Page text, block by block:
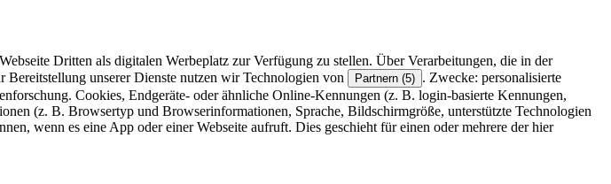
Dritten als digitalen Werbeplatz zur Verfügung zu stellen. Über Verarbeitungen, die in der
Bereitstellung unserer Dienste nutzen wir Technologien von Partnern (5) . Zwecke: personalisierte
Cookies, Endgeräte- oder ähnliche Online-Kennungen (z. B. login-basierte Kennungen,
(z. B. Browsertyp und Browserinformationen, Sprache, Bildschirmgröße, unterstützte Technologien
wenn es eine App oder einer Webseite aufruft. Dies geschieht für einen oder mehrere der hier